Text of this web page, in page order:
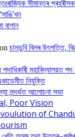
সীমান্তৰ
বাগান
on চানডুবি বিলৰ উৎপত্তি,
মহাবিদ্যালয়ত পদ
নিযুক্তি
সন্দৰ্ভত আলোচনা সভা
Poor Vision
of